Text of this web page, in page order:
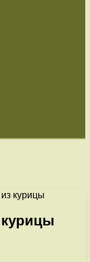
курицы